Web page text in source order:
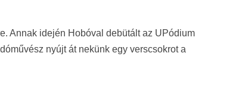
Annak idején Hobóval debütált az UPódium
nyújt át nekünk egy verscsokrot a